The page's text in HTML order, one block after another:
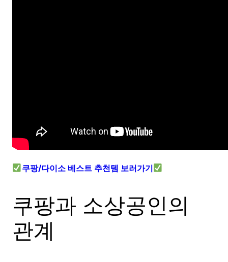
쿠팡/다이소 베스트 추천템 보러가기
쿠팡과 소상공인의
관계